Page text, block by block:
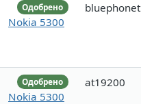
Одобрено
Nokia 5300
bluephonet
Одобрено
Nokia 5300
at19200